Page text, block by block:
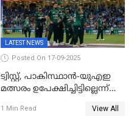
LATEST NEWS
Posted On 17-09-2025
ട്വിസ്റ്റ്, പാകിസ്ഥാൻ-യുഎഇ
മത്സരം ഉപേക്ഷിച്ചിട്ടില്ലെന്ന്
വൈകും; പാക് ടീം ഹോട്ടലിൽ
1 Min Read View All